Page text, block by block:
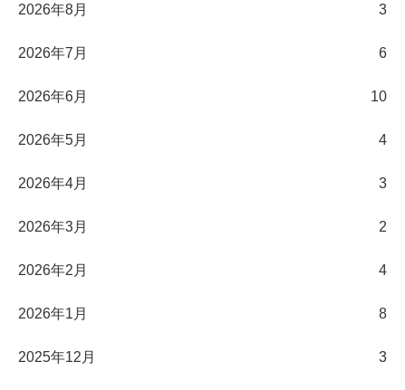
2026年8月 3
2026年7月 6
2026年6月 10
2026年5月 4
2026年4月 3
2026年3月 2
2026年2月 4
2026年1月 8
2025年12月 3